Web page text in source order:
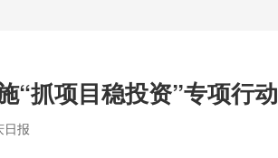
“抓项目稳投资”专项行动
日报